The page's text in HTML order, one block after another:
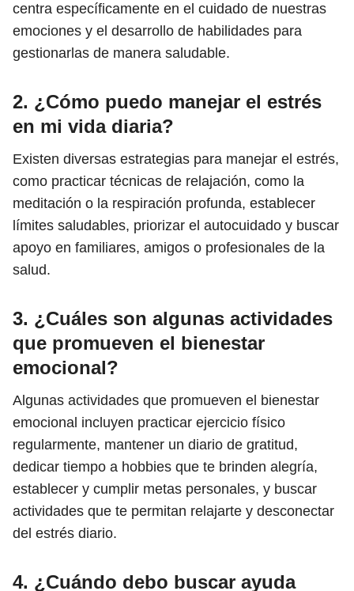
centra específicamente en el cuidado de nuestras
emociones y el desarrollo de habilidades para
gestionarlas de manera saludable.
2. ¿Cómo puedo manejar el estrés
en mi vida diaria?
Existen diversas estrategias para manejar el estrés,
como practicar técnicas de relajación, como la
meditación o la respiración profunda, establecer
límites saludables, priorizar el autocuidado y buscar
apoyo en familiares, amigos o profesionales de la
salud.
3. ¿Cuáles son algunas actividades
que promueven el bienestar
emocional?
Algunas actividades que promueven el bienestar
emocional incluyen practicar ejercicio físico
regularmente, mantener un diario de gratitud,
dedicar tiempo a hobbies que te brinden alegría,
establecer y cumplir metas personales, y buscar
actividades que te permitan relajarte y desconectar
del estrés diario.
4. ¿Cuándo debo buscar ayuda